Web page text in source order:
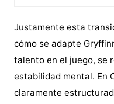
Justamente esta
cómo se adapte
talento en el juego, se
estabilidad mental. En
claramente